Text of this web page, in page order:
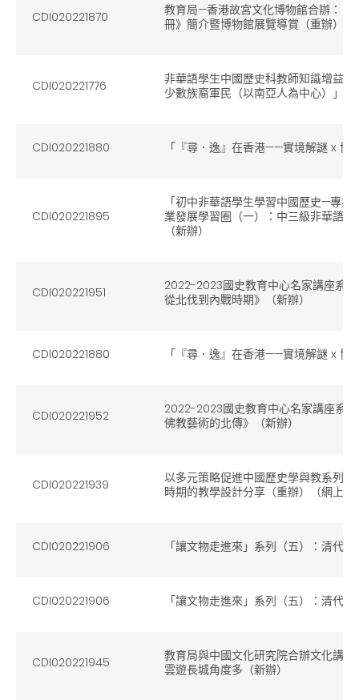
CDI020221870
教育局—香港故宮文化博物館合辦：
冊》簡介暨博物館展覽導賞（重辦）AB
CDI020221776
非華語學生中國歷史科教師知識增益
少數族裔軍民（以南亞人為中心）」（
CDI020221880 「『尋．逸』在香港——實境解謎 x 博
CDI020221895
「初中非華語學生學習中國歷史—專
業發展學習圈（一）：中三級非華語
（新辦）
CDI020221951
2022-2023國史教育中心名家講座系
從北伐到內戰時期》（新辦）
CDI020221880 「『尋．逸』在香港——實境解謎 x 博
CDI020221952
2022-2023國史教育中心名家講座系
佛教藝術的北傳》（新辦）
CDI020221939
以多元策略促進中國歷史學與教系列
時期的教學設計分享（重辦）（網上
CDI020221906 「讓文物走進來」系列（五）：清代
CDI020221906 「讓文物走進來」系列（五）：清代
CDI020221945
教育局與中國文化研究院合辦文化講
雲遊長城角度多（新辦）